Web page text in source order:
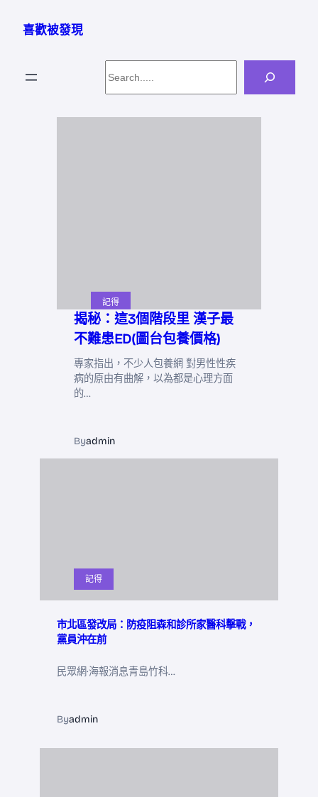
喜歡被發現
記得
揭秘：這3個階段里 漢子最
不難患ED(圖台包養價格)
專家指出，不少人包養網 對男性性疾
病的原由有曲解，以為都是心理方面
的…
Byadmin
記得
市北區發改局：防疫阻森和診所家醫科擊戰，
黨員沖在前
民眾網·海報消息青島竹科…
Byadmin